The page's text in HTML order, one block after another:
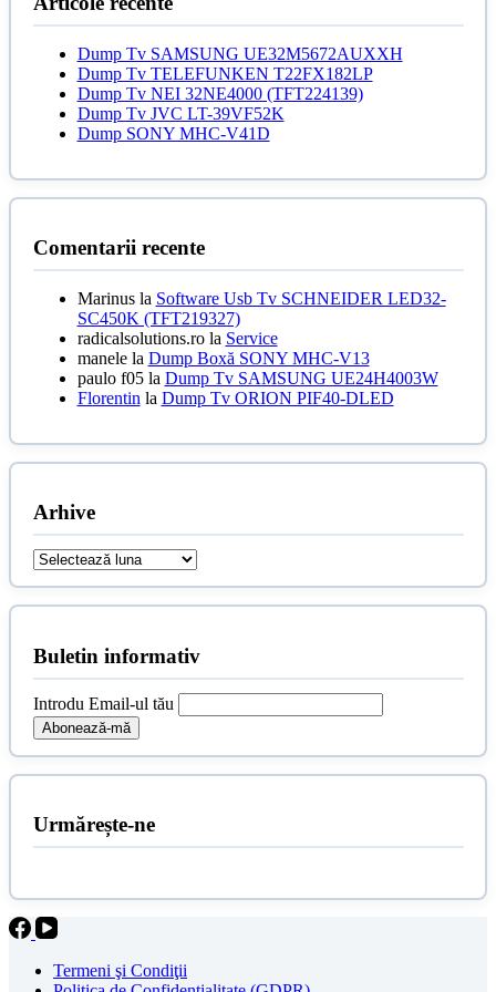
Dump Tv SAMSUNG UE32M5672AUXXH
Dump Tv TELEFUNKEN T22FX182LP
Dump Tv NEI 32NE4000 (TFT224139)
Dump Tv JVC LT-39VF52K
Dump SONY MHC-V41D
Comentarii recente
Marinusla Software Usb Tv SCHNEIDER LED32-
SC450K (TFT219327)
radicalsolutions.rola Service
manelela Dump Boxă SONY MHC-V13
paulo f05la Dump Tv SAMSUNG UE24H4003W
Florentin la Dump Tv ORION PIF40-DLED
Arhive
Arhive
Buletin informativ
Introdu Email-ul tău
Urmărește-ne
Termeni şi Condiţii